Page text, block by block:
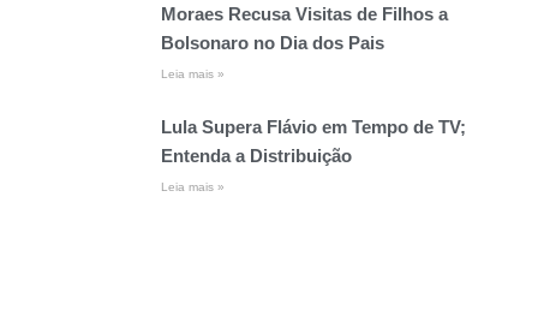
Moraes Recusa Visitas de Filhos a
Bolsonaro no Dia dos Pais
Leia mais »
Lula Supera Flávio em Tempo de TV;
Entenda a Distribuição
Leia mais »